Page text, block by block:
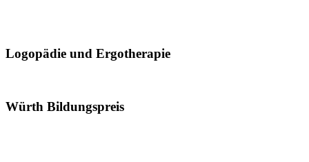
Logopädie und Ergotherapie
Würth Bildungspreis